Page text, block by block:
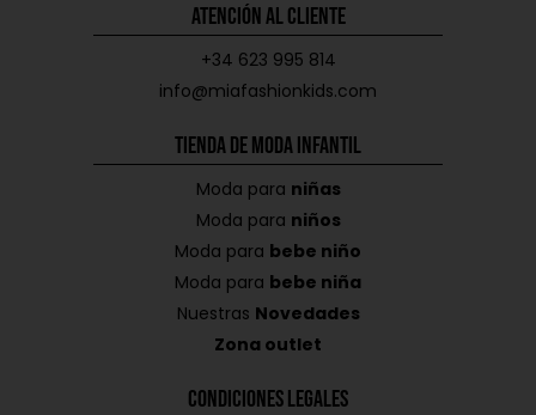
Atención al Cliente
+34 623 995 814
info@miafashionkids.com
Tienda de Moda Infantil
Moda para niñas
Moda para niños
Moda para bebe niño
Moda para bebe niña
Nuestras Novedades
Zona outlet
Condiciones Legales